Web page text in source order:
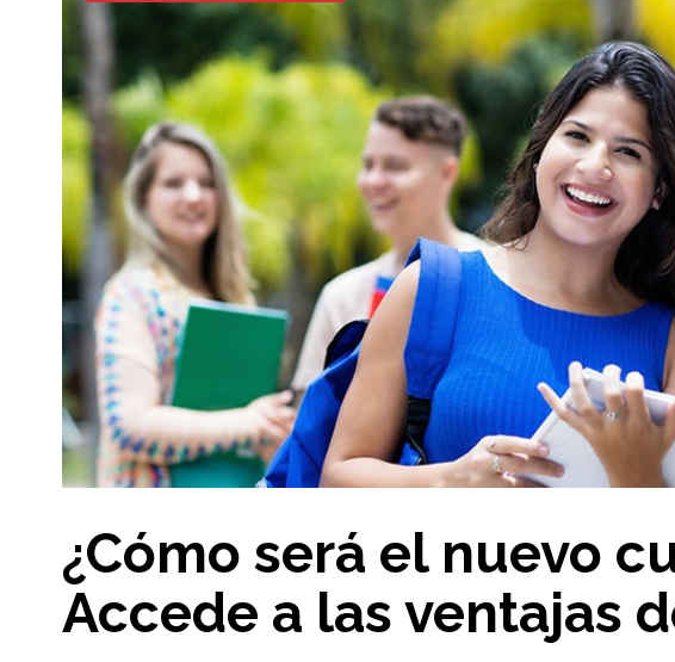
¿Cómo será el nuevo
Accede a las ventajas